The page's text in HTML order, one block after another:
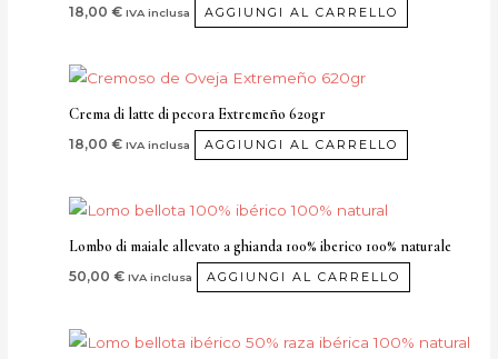
18,00€ IVA inclusa AGGIUNGI AL CARRELLO
Crema di latte di pecora Extremeño 620gr
18,00€ IVA inclusa AGGIUNGI AL CARRELLO
Lombo di maiale allevato a ghianda 100% iberico 100% naturale
50,00€ IVA inclusa AGGIUNGI AL CARRELLO